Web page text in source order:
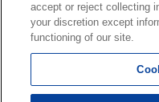
このコーナーへの物件情報の
ョン等についての不動産会社
します。
accept or reject collecting
your discretion except
functioning of our site.